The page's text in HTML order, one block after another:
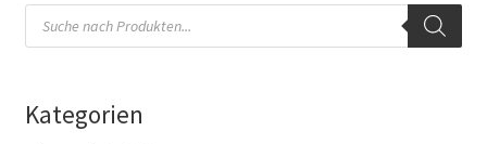
Products
search
Kategorien